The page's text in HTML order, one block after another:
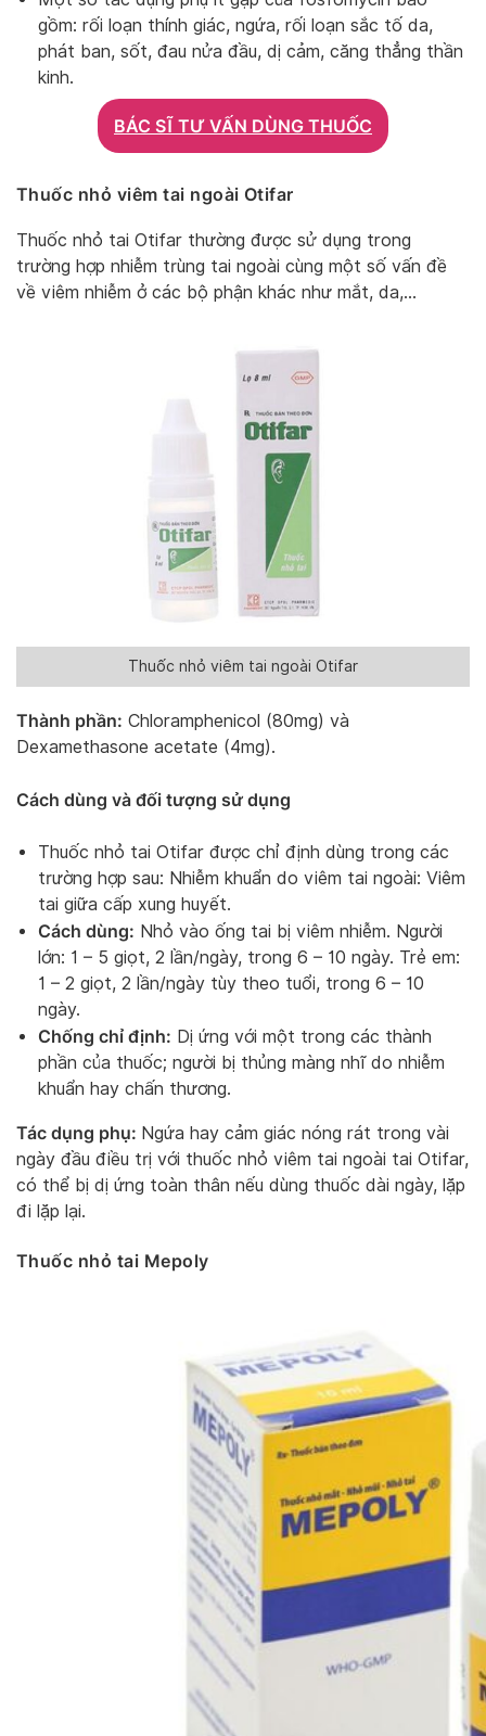
gồm: rối loạn thính giác, ngứa, rối loạn sắc tố da,
phát ban, sốt, đau nửa đầu, dị cảm, căng thẳng thần
kinh.
BÁC SĨ TƯ VẤN DÙNG THUỐC
Thuốc nhỏ viêm tai ngoài Otifar
Thuốc nhỏ tai Otifar thường được sử dụng trong
trường hợp nhiễm trùng tai ngoài cùng một số vấn đề
về viêm nhiễm ở các bộ phận khác như mắt, da,…
Thuốc nhỏ viêm tai ngoài Otifar
Thành phần: Chloramphenicol (80mg) và
Dexamethasone acetate (4mg).
Cách dùng và đối tượng sử dụng
Thuốc nhỏ tai Otifar được chỉ định dùng trong các
trường hợp sau: Nhiễm khuẩn do viêm tai ngoài: Viêm
tai giữa cấp xung huyết.
Cách dùng: Nhỏ vào ống tai bị viêm nhiễm. Người
lớn: 1 – 5 giọt, 2 lần/ngày, trong 6 – 10 ngày. Trẻ em:
1 – 2 giọt, 2 lần/ngày tùy theo tuổi, trong 6 – 10
ngày.
Chống chỉ định: Dị ứng với một trong các thành
phần của thuốc; người bị thủng màng nhĩ do nhiễm
khuẩn hay chấn thương.
Tác dụng phụ: Ngứa hay cảm giác nóng rát trong vài
ngày đầu điều trị với thuốc nhỏ viêm tai ngoài tai Otifar,
có thể bị dị ứng toàn thân nếu dùng thuốc dài ngày, lặp
đi lặp lại.
Thuốc nhỏ tai Mepoly